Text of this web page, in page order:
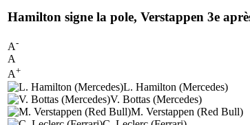
Hamilton signe la pole, Verstappen 3e
A-
A
A+
L. Hamilton (Mercedes)
V. Bottas (Mercedes)
M. Verstappen (Red Bull)